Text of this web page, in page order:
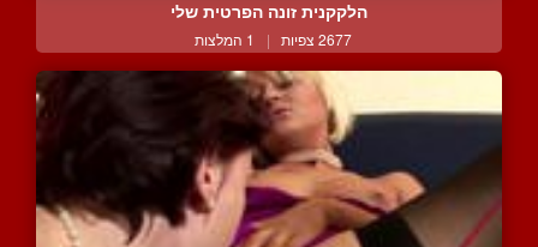
הלקקנית זונה הפרטית שלי
2677 צפיות | 1 המלצות